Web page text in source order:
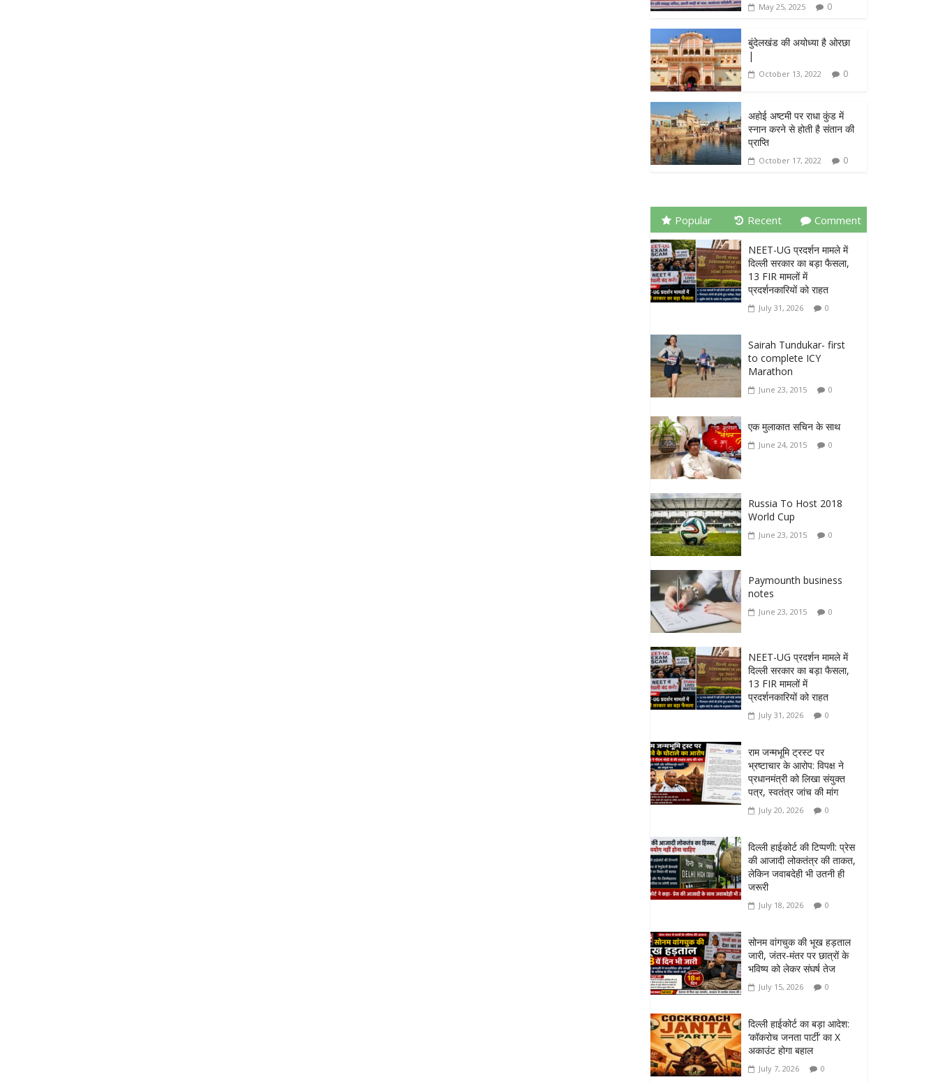
May 25, 2025 0
बुंदेलखंड की अयोध्या है ओरछा
|
October 13, 2022 0
अहोई अष्टमी पर राधा कुंड में
स्नान करने से होती है संतान की
प्राप्ति
October 17, 2022 0
Popular Recent Comment
NEET-UG प्रदर्शन मामले में
दिल्ली सरकार का बड़ा फैसला,
13 FIR मामलों में
प्रदर्शनकारियों को राहत
July 31, 2026 0
Sairah Tundukar- first
to complete ICY
Marathon
June 23, 2015 0
एक मुलाकात सचिन के साथ
June 24, 2015 0
Russia To Host 2018
World Cup
June 23, 2015 0
Paymounth business
notes
June 23, 2015 0
NEET-UG प्रदर्शन मामले में
दिल्ली सरकार का बड़ा फैसला,
13 FIR मामलों में
प्रदर्शनकारियों को राहत
July 31, 2026 0
राम जन्मभूमि ट्रस्ट पर
भ्रष्टाचार के आरोप: विपक्ष ने
प्रधानमंत्री को लिखा संयुक्त
पत्र, स्वतंत्र जांच की मांग
July 20, 2026 0
दिल्ली हाईकोर्ट की टिप्पणी: प्रेस
की आजादी लोकतंत्र की ताकत,
लेकिन जवाबदेही भी उतनी ही
जरूरी
July 18, 2026 0
सोनम वांगचुक की भूख हड़ताल
जारी, जंतर-मंतर पर छात्रों के
भविष्य को लेकर संघर्ष तेज
July 15, 2026 0
दिल्ली हाईकोर्ट का बड़ा आदेश:
‘कॉकरोच जनता पार्टी’ का X
अकाउंट होगा बहाल
July 7, 2026 0